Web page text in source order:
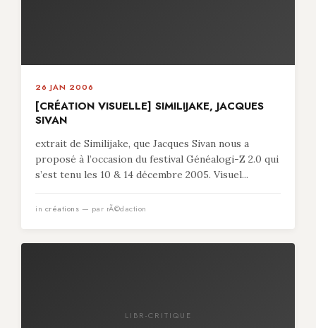
26 JAN 2006
[CRÉATION VISUELLE] SIMILIJAKE, JACQUES
SIVAN
extrait de Similijake, que Jacques Sivan nous a
proposé à l’occasion du festival Généalogi-Z 2.0 qui
s’est tenu les 10 & 14 décembre 2005. Visuel...
in créations — par rÃ©daction
LIBR-CRITIQUE